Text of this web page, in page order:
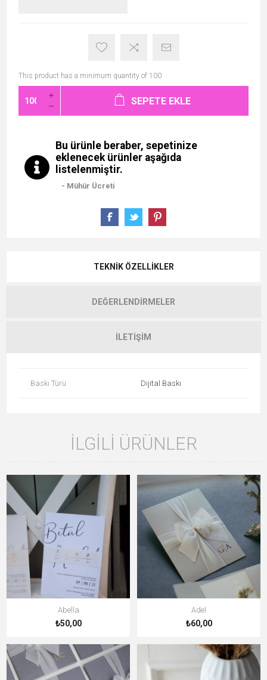
This product has a minimum quantity of 100
SEPETE EKLE
Bu ürünle beraber, sepetinize
eklenecek ürünler aşağıda
listelenmiştir.
- Mühür Ücreti
TEKNIK ÖZELLIKLER
DEĞERLENDIRMELER
İLETIŞIM
Baskı Türü Dijital Baskı
İLGILI ÜRÜNLER
Abella
₺50,00
Adel
₺60,00